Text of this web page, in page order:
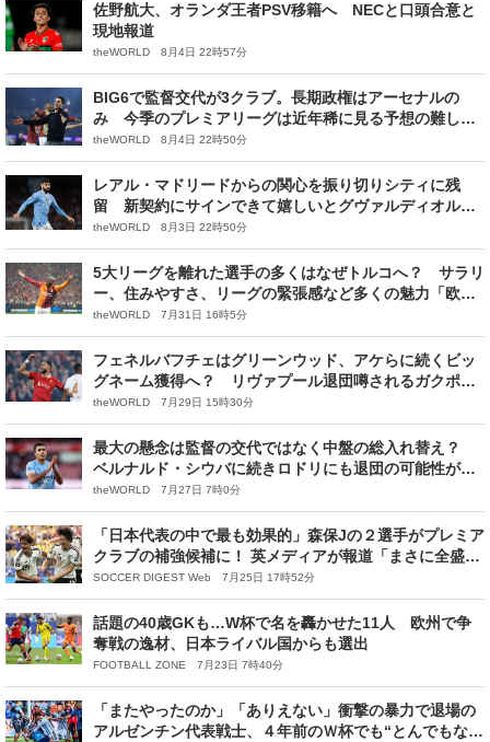
佐野航大、オランダ王者PSV移籍へ NECと口頭合意と
現地報道
theWORLD 8月4日 22時57分
BIG6で監督交代が3クラブ。長期政権はアーセナルの
み 今季のプレミアリーグは近年稀に見る予想の難しい
シーズンに？
theWORLD 8月4日 22時50分
レアル・マドリードからの関心を振り切りシティに残
留 新契約にサインできて嬉しいとグヴァルディオル。
新体制でポジションを掴めるか
theWORLD 8月3日 22時50分
5大リーグを離れた選手の多くはなぜトルコへ？ サラリ
ー、住みやすさ、リーグの緊張感など多くの魅力「欧州
ではトップ10に入るリーグだ」
theWORLD 7月31日 16時5分
フェネルバフチェはグリーンウッド、アケらに続くビッ
グネーム獲得へ？ リヴァプール退団噂されるガクポも
ターゲットに
theWORLD 7月29日 15時30分
最大の懸念は監督の交代ではなく中盤の総入れ替え？
ベルナルド・シウバに続きロドリにも退団の可能性があ
るシティ。後釜の確保は順調も……
theWORLD 7月27日 7時0分
「日本代表の中で最も効果的」森保Jの２選手がプレミア
クラブの補強候補に！ 英メディアが報道「まさに全盛期
を迎えようとしている」
SOCCER DIGEST Web 7月25日 17時52分
話題の40歳GKも…W杯で名を轟かせた11人 欧州で争
奪戦の逸材、日本ライバル国からも選出
FOOTBALL ZONE 7月23日 7時40分
「またやったのか」「ありえない」衝撃の暴力で退場の
アルゼンチン代表戦士、４年前のＷ杯でも“とんでもない